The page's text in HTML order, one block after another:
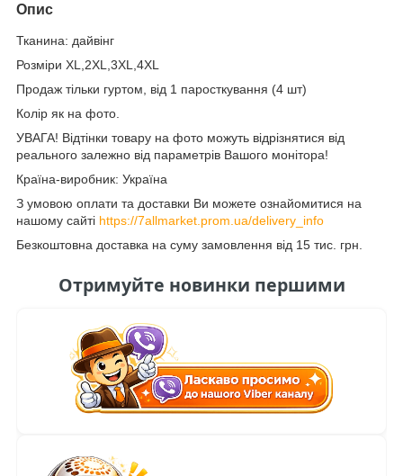
Опис
Тканина: дайвінг
Розміри XL,2XL,3XL,4XL
Продаж тільки гуртом, від 1 паросткування (4 шт)
Колір як на фото.
УВАГА! Відтінки товару на фото можуть відрізнятися від
реального залежно від параметрів Вашого монітора!
Країна-виробник: Україна
З умовою оплати та доставки Ви можете ознайомитися на
нашому сайті https://7allmarket.prom.ua/delivery_info
Безкоштовна доставка на суму замовлення від 15 тис. грн.
Отримуйте новинки першими